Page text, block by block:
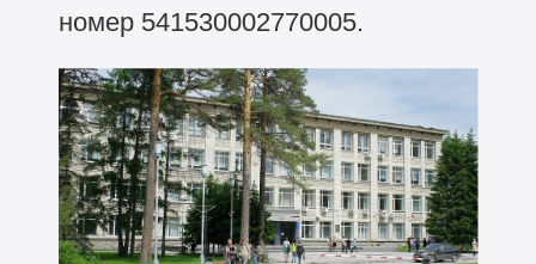
номер 541530002770005.